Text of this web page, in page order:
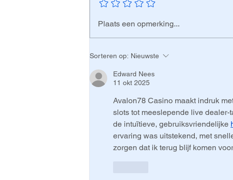
Achter elk glas
drinkwater schuilt een
vakmanschap
Plaats een opmerking...
Sorteren op: Nieuwste
Edward Nees
11 okt 2025
Avalon78 Casino maakt indruk
slots tot meeslepende live
de intuïtieve, gebruiksvriendelijke
ervaring was uitstekend, met
zorgen dat ik terug blijf komen